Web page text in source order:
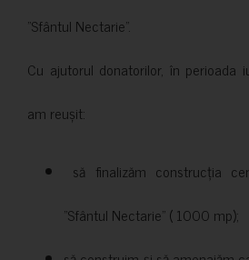
”Sfântul Nectarie”.
Cu ajutorul donatorilor, în
am reușit:
să finalizăm construcția
”Sfântul Nectarie” ( 1000 mp);